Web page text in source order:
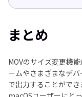
まとめ
MOVのサイズ変更機
ームやさまざまなデ
で出力することができ